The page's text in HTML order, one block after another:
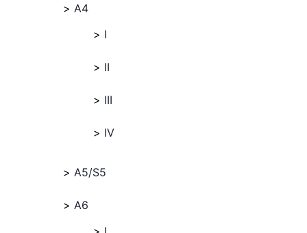
A4
I
II
III
IV
A5/S5
A6